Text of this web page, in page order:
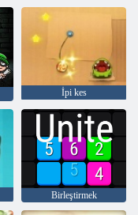
İpi kes
Birleştirmek